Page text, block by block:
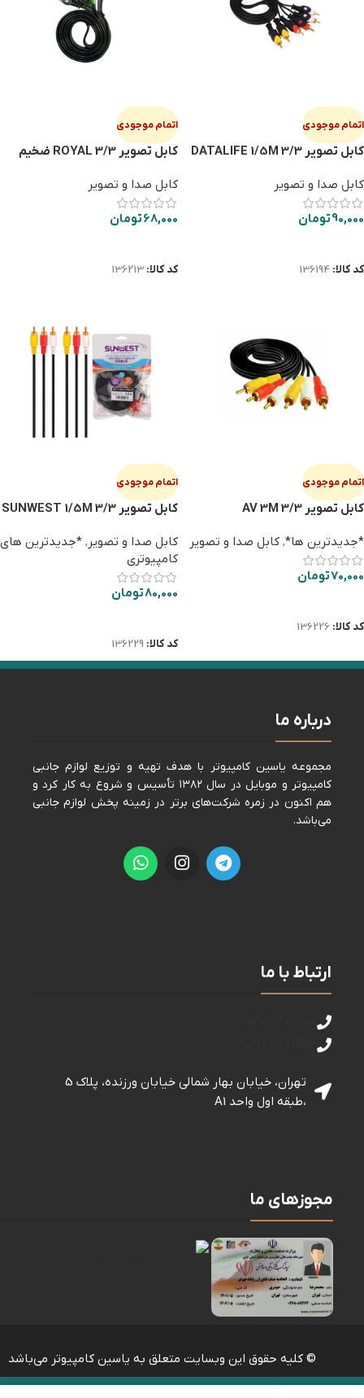
اتمام موجودی
کابل تصویر DATALIFE 1/5M 3/3
کابل صدا و تصویر
90,000تومان
کد کالا: 136194
اتمام موجودی
کابل تصویر ROYAL 3/3 ضخیم
کابل صدا و تصویر
68,000تومان
کد کالا: 136213
اتمام موجودی
کابل تصویر 3/3 AV 3M
*جدیدترین ها*, کابل صدا و تصویر
70,000تومان
کد کالا: 136226
اتمام موجودی
کابل تصویر SUNWEST 1/5M 3/3
کابل صدا و تصویر , *جدیدترین های
کامپیوتری
80,000تومان
کد کالا: 136229
درباره ما
مجموعه ياسين كامپيوتر با هدف تهيه و توزيع لوازم جانبی
كامپيوتر و موبايل در سال ١٣٨٢ تأسيس و شروع به كار كرد و
هم اكنون در زمره شركت‌های برتر در زمينه پخش لوازم جانبی
می‌باشد.
ارتباط با ما
تهران، خیابان بهار شمالی خيابان ورزنده، پلاک 5
،طبقه اول واحد A1
مجوزهای ما
© کلیه حقوق این وبسایت متعلق به یاسین کامپیوتر می‌باشد